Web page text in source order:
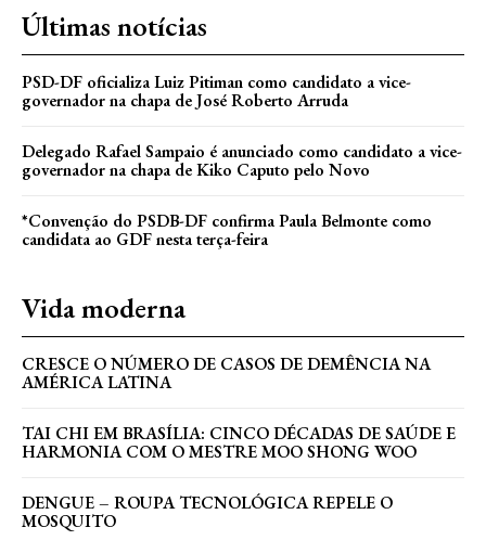
Últimas notícias
PSD-DF oficializa Luiz Pitiman como candidato a vice-
governador na chapa de José Roberto Arruda
Delegado Rafael Sampaio é anunciado como candidato a vice-
governador na chapa de Kiko Caputo pelo Novo
*Convenção do PSDB-DF confirma Paula Belmonte como
candidata ao GDF nesta terça-feira
Vida moderna
CRESCE O NÚMERO DE CASOS DE DEMÊNCIA NA
AMÉRICA LATINA
TAI CHI EM BRASÍLIA: CINCO DÉCADAS DE SAÚDE E
HARMONIA COM O MESTRE MOO SHONG WOO
DENGUE – ROUPA TECNOLÓGICA REPELE O
MOSQUITO